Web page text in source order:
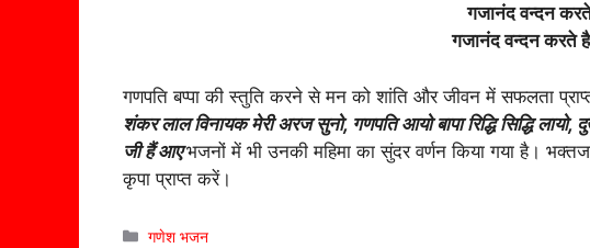
गजानंद वन्दन
गजानंद वन्दन करते
गणपति बप्पा की स्तुति करने से मन को शांति और जीवन में सफलता
शंकर लाल विनायक मेरी अरज सुनो, गणपति आयो बापा रिद्धि सिद्धि
जी हैं आएभजनों में भी उनकी महिमा का सुंदर वर्णन किया गया है।
कृपा प्राप्त करें।
Categories
गणेश भजन